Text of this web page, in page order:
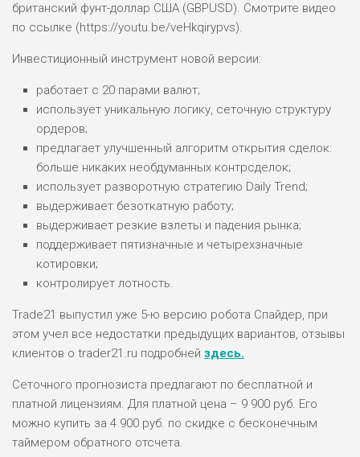
британский фунт-доллар США (GBPUSD). Смотрите видео
по ссылке (https://youtu.be/veHkqirypvs).
Инвестиционный инструмент новой версии:
работает с 20 парами валют;
использует уникальную логику, сеточную структуру
ордеров;
предлагает улучшенный алгоритм открытия сделок:
больше никаких необдуманных контрсделок;
использует разворотную стратегию Daily Trend;
выдерживает безоткатную работу;
выдерживает резкие взлеты и падения рынка;
поддерживает пятизначные и четырехзначные
котировки;
контролирует лотность.
Trade21 выпустил уже 5-ю версию робота Спайдер, при
этом учел все недостатки предыдущих вариантов, отзывы
клиентов о trader21.ru подробней здесь.
Сеточного прогнозиста предлагают по бесплатной и
платной лицензиям. Для платной цена – 9 900 руб. Его
можно купить за 4 900 руб. по скидке с бесконечным
таймером обратного отсчета.